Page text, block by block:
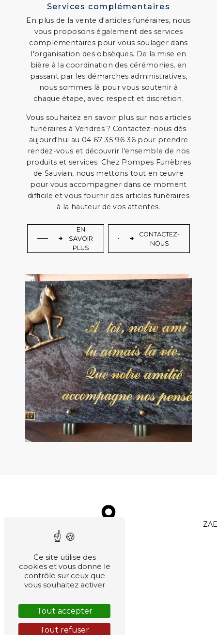
Services complémentaires
En plus de la vente d'articles funéraires, nous
vous proposons également des services
complémentaires pour vous soulager dans
l'organisation des obsèques. De la mise en
bière à la coordination des cérémonies, en
passant par les démarches administratives,
nous sommes là pour vous soutenir à
chaque étape, avec respect et discrétion.
Vous souhaitez en savoir plus sur nos articles
funéraires à Vendres ? Contactez-nous dès
aujourd'hui au 04 67 35 96 36 pour prendre
rendez-vous et découvrir l'ensemble de nos
produits et services. Chez Pompes Funèbres
de Sauvian, nous mettons tout en œuvre
pour vous accompagner dans ce moment
difficile et vous fournir des articles funéraires
à la hauteur de vos attentes.
EN
SAVOIR
PLUS
CONTACTEZ-
NOUS
Ce site utilise des
cookies et vous donne le
contrôle sur ceux que
vous souhaitez activer
Tout accepter
Tout refuser